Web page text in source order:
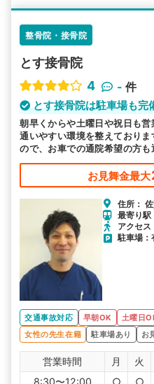
整骨院・接骨院
とす接骨院
4
- 件
とす接骨院は駐車場も完
朝早くからや土曜日や祝日も
通いやすい環境を整えており
ので、お車での通院希望の方
当院にお任せください。
お見舞金最大
住所：
最寄り駅
アクセス
駐車場：
交通事故対応 早朝OK 土曜日
女性の先生在籍
駐車場あり お
営業時間 月 火